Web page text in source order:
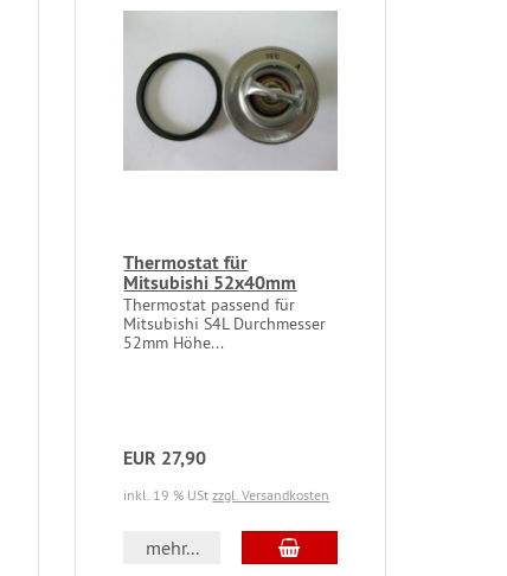
Thermostat für
Mitsubishi 52x40mm
Thermostat passend für
Mitsubishi S4L Durchmesser
52mm Höhe...
EUR 27,90
inkl. 19 % UStzzgl. Versandkosten
mehr...